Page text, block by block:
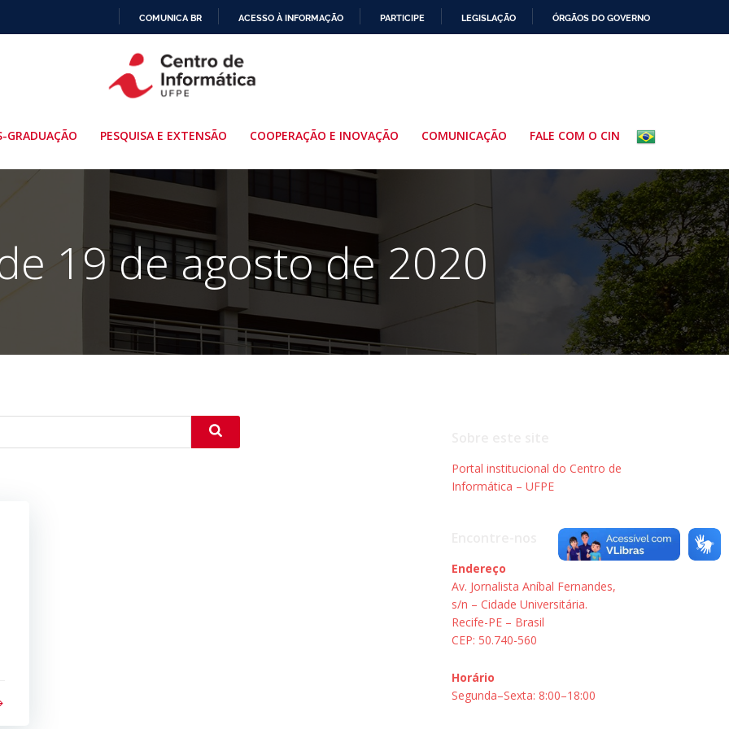
PARA
O
COMUNICA BR ACESSO À INFORMAÇÃO PARTICIPE LEGISLAÇÃO ÓRGÃOS DO GOVERNO
GRADUAÇÃO PESQUISA E EXTENSÃO COOPERAÇÃO E INOVAÇÃO COMUNICAÇÃO FALE COM O CIN
19 de agosto de 2020
Portal institucional do Centro de
Informática – UFPE
Endereço
Av. Jornalista Aníbal Fernandes,
s/n – Cidade Universitária.
Recife-PE – Brasil
CEP: 50.740-560
Horário
Segunda–Sexta: 8:00–18:00